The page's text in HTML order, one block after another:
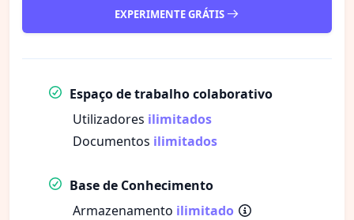
EXPERIMENTE GRÁTIS
Espaço de trabalho colaborativo
Utilizadores ilimitados
Documentos ilimitados
Base de Conhecimento
Armazenamento ilimitado